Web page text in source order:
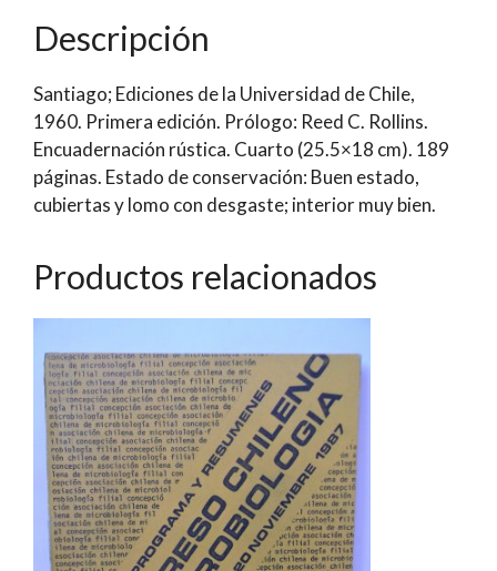
en
Siglo
XIX.
Estudio
crítico
en
identificación
de
sus
nomenclaturales
|
Carlos
Muñoz
Pizarro
cantidad
Descripción
Santiago; Ediciones de la Universidad de Chile,
1960. Primera edición. Prólogo: Reed C. Rollins.
Encuadernación rústica. Cuarto (25.5×18 cm). 189
páginas. Estado de conservación: Buen estado,
cubiertas y lomo con desgaste; interior muy bien.
Productos relacionados